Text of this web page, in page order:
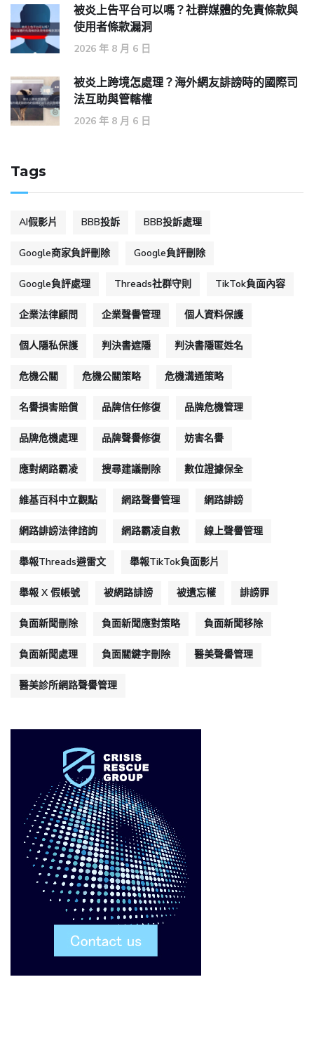
被炎上告平台可以嗎？社群媒體的免責條款與
使用者條款漏洞
2026 年 8 月 6 日
被炎上跨境怎處理？海外網友誹謗時的國際司
法互助與管轄權
2026 年 8 月 6 日
Tags
AI假影片 BBB投訴 BBB投訴處理
Google商家負評刪除 Google負評刪除
Google負評處理 Threads社群守則 TikTok負面內容
企業法律顧問 企業聲譽管理 個人資料保護
個人隱私保護 判決書遮隱 判決書隱匿姓名
危機公關 危機公關策略 危機溝通策略
名譽損害賠償 品牌信任修復 品牌危機管理
品牌危機處理 品牌聲譽修復 妨害名譽
應對網路霸凌 搜尋建議刪除 數位證據保全
維基百科中立觀點 網路聲譽管理 網路誹謗
網路誹謗法律諮詢 網路霸凌自救 線上聲譽管理
舉報Threads避雷文 舉報TikTok負面影片
舉報 X 假帳號 被網路誹謗 被遺忘權 誹謗罪
負面新聞刪除 負面新聞應對策略 負面新聞移除
負面新聞處理 負面關鍵字刪除 醫美聲譽管理
醫美診所網路聲譽管理